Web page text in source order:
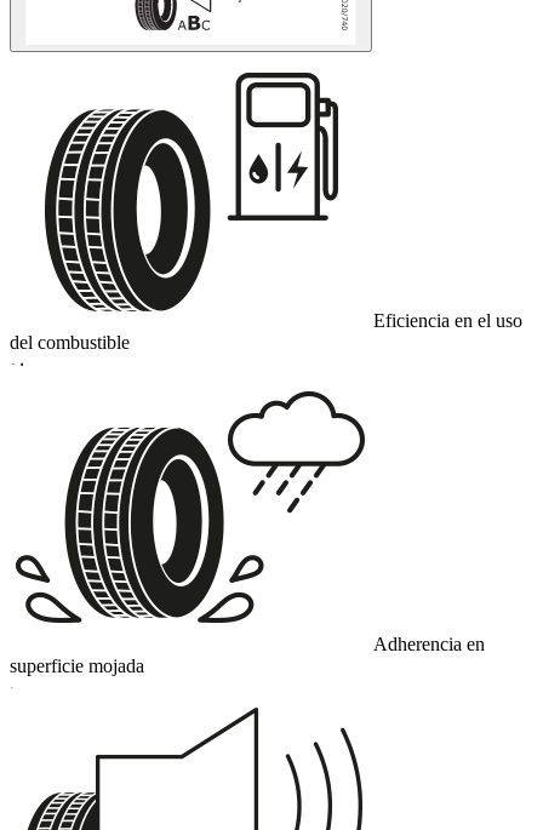
Eficiencia en el uso
del combustible
D
Adherencia en
superficie mojada
C